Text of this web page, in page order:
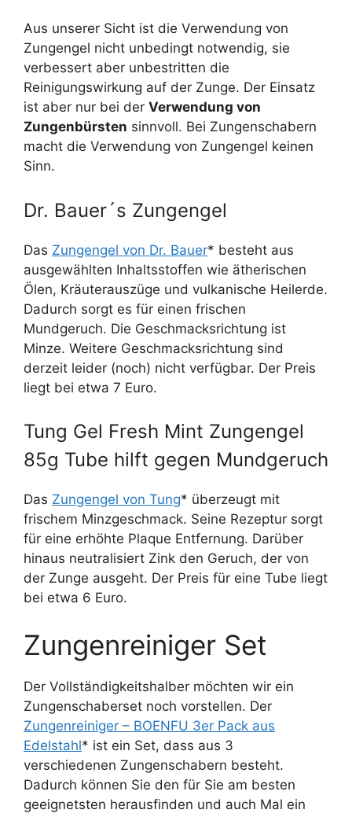
Aus unserer Sicht ist die Verwendung von
Zungengel nicht unbedingt notwendig, sie
verbessert aber unbestritten die
Reinigungswirkung auf der Zunge. Der Einsatz
ist aber nur bei der Verwendung von
Zungenbürsten sinnvoll. Bei Zungenschabern
macht die Verwendung von Zungengel keinen
Sinn.
Dr. Bauer´s Zungengel
Das Zungengel von Dr. Bauer* besteht aus
ausgewählten Inhaltsstoffen wie ätherischen
Ölen, Kräuterauszüge und vulkanische Heilerde.
Dadurch sorgt es für einen frischen
Mundgeruch. Die Geschmacksrichtung ist
Minze. Weitere Geschmacksrichtung sind
derzeit leider (noch) nicht verfügbar. Der Preis
liegt bei etwa 7 Euro.
Tung Gel Fresh Mint Zungengel
85g Tube hilft gegen Mundgeruch
Das Zungengel von Tung* überzeugt mit
frischem Minzgeschmack. Seine Rezeptur sorgt
für eine erhöhte Plaque Entfernung. Darüber
hinaus neutralisiert Zink den Geruch, der von
der Zunge ausgeht. Der Preis für eine Tube liegt
bei etwa 6 Euro.
Zungenreiniger Set
Der Vollständigkeitshalber möchten wir ein
Zungenschaberset noch vorstellen. Der
Zungenreiniger – BOENFU 3er Pack aus
Edelstahl* ist ein Set, dass aus 3
verschiedenen Zungenschabern besteht.
Dadurch können Sie den für Sie am besten
geeignetsten herausfinden und auch Mal ein